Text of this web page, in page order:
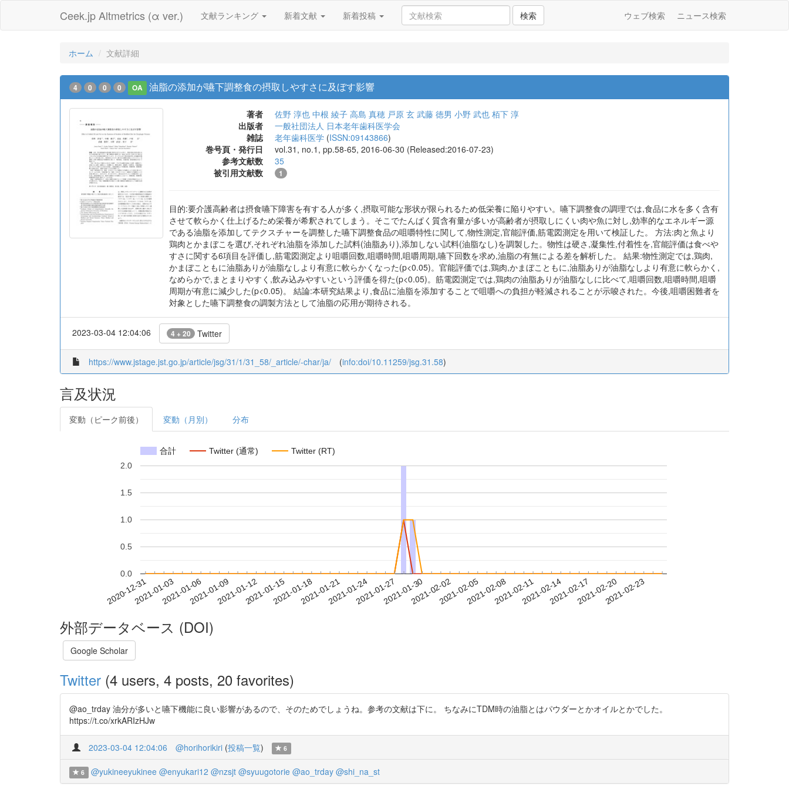
Ceek.jp Altmetrics (α ver.) 文献ランキング 新着文献 新着投稿 検索 ウェブ検索 ニュース検索
ホーム 文献詳細
4 0 0 0 OA 油脂の添加が嚥下調整食の摂取しやすさに及ぼす影響
著者 佐野 淳也 中根 綾子 高島 真穂 戸原 玄 武藤 徳男 小野 武也 栢下 淳
出版者
一般社団法人 日本老年歯科医学会
雑誌
老年歯科医学 (ISSN:09143866)
巻号頁・発行日
vol.31, no.1, pp.58-65, 2016-06-30 (Released:2016-07-23)
参考文献数
35
被引用文献数
1
目的:要介護高齢者は摂食嚥下障害を有する人が多く,摂取可能な形状が限られるため低栄養に陥りやすい。嚥下調整食の調理では,食品に水を多く含有
させて軟らかく仕上げるため栄養が希釈されてしまう。そこでたんぱく質含有量が多いが高齢者が摂取しにくい肉や魚に対し,効率的なエネルギー源
である油脂を添加してテクスチャーを調整した嚥下調整食品の咀嚼特性に関して,物性測定,官能評価,筋電図測定を用いて検証した。 方法:肉と魚より
鶏肉とかまぼこを選び,それぞれ油脂を添加した試料(油脂あり),添加しない試料(油脂なし)を調製した。物性は硬さ,凝集性,付着性を,官能評価は食べや
すさに関する6項目を評価し,筋電図測定より咀嚼回数,咀嚼時間,咀嚼周期,嚥下回数を求め,油脂の有無による差を解析した。 結果:物性測定では,鶏肉,
かまぼこともに油脂ありが油脂なしより有意に軟らかくなった(p<0.05)。官能評価では,鶏肉,かまぼこともに,油脂ありが油脂なしより有意に軟らかく,
なめらかで,まとまりやすく,飲み込みやすいという評価を得た(p<0.05)。筋電図測定では,鶏肉の油脂ありが油脂なしに比べて,咀嚼回数,咀嚼時間,咀嚼
周期が有意に減少した(p<0.05)。 結論:本研究結果より,食品に油脂を添加することで咀嚼への負担が軽減されることが示唆された。今後,咀嚼困難者を
対象とした嚥下調整食の調製方法として油脂の応用が期待される。
2023-03-04 12:04:06 4 + 20 Twitter
https://www.jstage.jst.go.jp/article/jsg/31/1/31_58/_article/-char/ja/ (info:doi/10.11259/jsg.31.58)
言及状況
変動（ピーク前後） 変動（月別） 分布
合計 Twitter (通常) Twitter (RT)
2020-12-312021-01-032021-01-062021-01-092021-01-122021-01-152021-01-182021-01-212021-01-242021-01-272021-01-302021-02-022021-02-052021-02-082021-02-112021-02-142021-02-172021-02-202021-02-23
0.0
0.5
1.0
1.5
2.0
外部データベース (DOI)
Google Scholar
Twitter (4 users, 4 posts, 20 favorites)
@ao_trday 油分が多いと嚥下機能に良い影響があるので、そのためでしょうね。参考の文献は下に。 ちなみにTDM時の油脂とはパウダーとかオイルとかでした。
https://t.co/xrkARIzHJw
2023-03-04 12:04:06 @horihorikiri (投稿一覧) 6
6 @yukineeyukinee @enyukari12 @nzsjt @syuugotorie @ao_trday @shi_na_st